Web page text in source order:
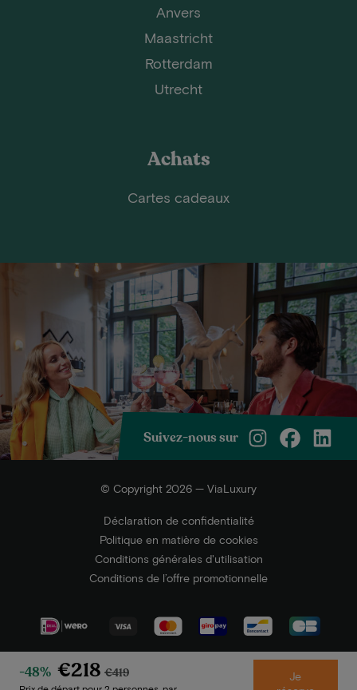
-48% €218 €419
Je
Anvers
Maastricht
Rotterdam
Utrecht
Achats
Cartes cadeaux
Suivez-nous sur
© Copyright 2026 — ViaLuxury
Déclaration de confidentialité
Politique en matière de cookies
Conditions générales d'utilisation
Conditions de l’offre promotionnelle